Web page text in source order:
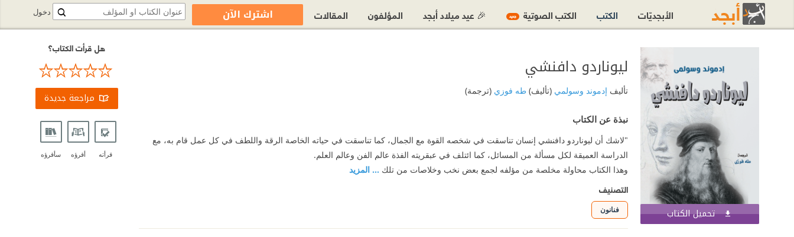
تحميل الكتاب اشترك الآن
ليوناردو دافنشي
تأليف إدموند وسولمي(تأليف)طه فوزي(ترجمة)
نبذة عن الكتاب
"لاشك أن ليوناردو دافنشي إنسان تناسقت في شخصه القوة مع الجمال، كما تناسقت في حياته الخاصة الرقة واللطف في كل عمل قام به، مع
الدراسة العميقة لكل مسألة من المسائل، كما ائتلف في عبقريته الفذة عالم الفن وعالم العلم.
وهذا الكتاب محاولة مخلصة من مؤلفه لجمع بعض نخب وخلاصات من تلك ... المزيد
التصنيف
فنانون
هل قرأت الكتاب؟
مراجعة جديدة
قرأته أقرؤه سأقرؤه
دخول الأبجديّات الكتب الكتب الصوتية جديد 🎉 عيد ميلاد أبجد المؤلفون المقالات اشترك الآن